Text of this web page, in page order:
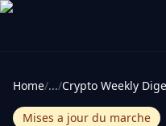
Home/.../
Mises a jour du marche